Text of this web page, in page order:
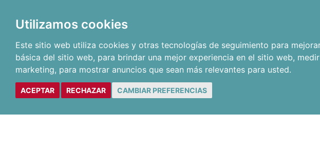
Utilizamos cookies
Este sitio web utiliza cookies y otras tecnologías de seguimiento para
básica del sitio web, para brindar una mejor experiencia en el sitio web,
marketing, para mostrar anuncios que sean más relevantes para usted.
ACEPTAR RECHAZAR CAMBIAR PREFERENCIAS